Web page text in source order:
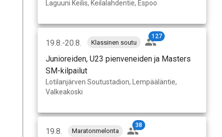
Laguuni Keilis, Keilalahdentie, Espoo
19.8.-20.8. Klassinen soutu
127
Junioreiden, U23 pienveneiden ja Masters
SM-kilpailut
Lotilanjärven Soutustadion, Lempääläntie,
Valkeakoski
19.8. Maratonmelonta
38